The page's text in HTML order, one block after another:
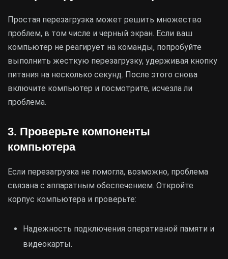
Простая перезагрузка может решить множество
проблем, в том числе и черный экран. Если ваш
компьютер не реагирует на команды, попробуйте
выполнить жесткую перезагрузку, удерживая кнопку
питания на несколько секунд. После этого снова
включите компьютер и посмотрите, исчезла ли
проблема.
3. Проверьте компоненты
компьютера
Если перезагрузка не помогла, возможно, проблема
связана с аппаратным обеспечением. Откройте
корпус компьютера и проверьте:
Надежность подключения оперативной памяти и
видеокарты.